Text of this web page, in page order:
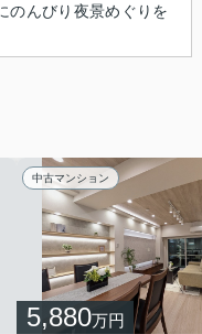
のんびり夜景めぐりを
中古マンション
5,880万円